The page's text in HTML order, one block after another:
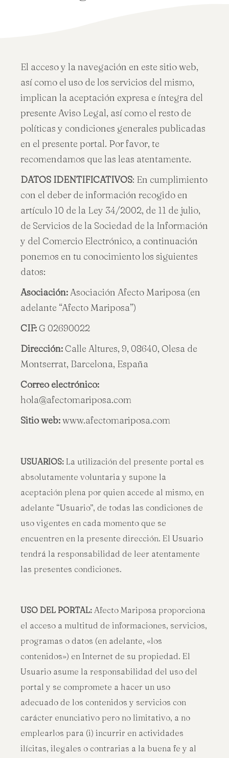
El acceso y la navegación en este sitio web,
así como el uso de los servicios del mismo,
implican la aceptación expresa e íntegra del
presente Aviso Legal, así como el resto de
políticas y condiciones generales publicadas
en el presente portal. Por favor, te
recomendamos que las leas atentamente.
DATOS IDENTIFICATIVOS: En cumplimiento
con el deber de información recogido en
artículo 10 de la Ley 34/2002, de 11 de julio,
de Servicios de la Sociedad de la Información
y del Comercio Electrónico, a continuación
ponemos en tu conocimiento los siguientes
datos:
Asociación:Asociación Afecto Mariposa (en
adelante “Afecto Mariposa”)
CIF:G 02690022
Dirección:Calle Altures, 9, 08640, Olesa de
Montserrat, Barcelona, España
Correo electrónico:
hola@afectomariposa.com
Sitio web:www.afectomariposa.com
USUARIOS: La utilización del presente portal es
absolutamente voluntaria y supone la
aceptación plena por quien accede al mismo, en
adelante “Usuario”, de todas las condiciones de
uso vigentes en cada momento que se
encuentren en la presente dirección. El Usuario
tendrá la responsabilidad de leer atentamente
las presentes condiciones.
USO DEL PORTAL: Afecto Mariposa proporciona
el acceso a multitud de informaciones, servicios,
programas o datos (en adelante, «los
contenidos») en Internet de su propiedad. El
Usuario asume la responsabilidad del uso del
portal y se compromete a hacer un uso
adecuado de los contenidos y servicios con
carácter enunciativo pero no limitativo, a no
emplearlos para (i) incurrir en actividades
ilícitas, ilegales o contrarias a la buena fe y al